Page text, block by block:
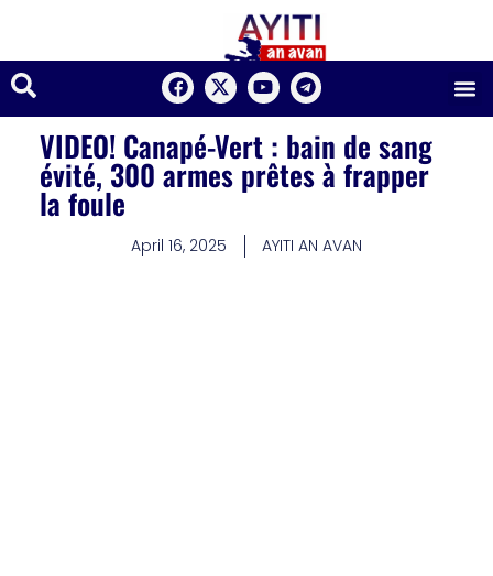
VIDEO! Canapé-Vert : bain de sang
évité, 300 armes prêtes à frapper
la foule
April 16, 2025 AYITI AN AVAN